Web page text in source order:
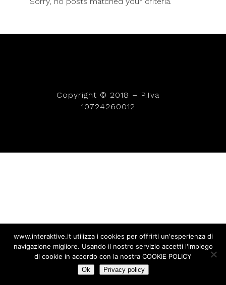
Copyright © 2018 – P.Iva
10724260012
www.interaktive.it utilizza i cookies per offrirti un'esperienza di
navigazione migliore. Usando il nostro servizio accetti l'impiego
di cookie in accordo con la nostra COOKIE POLICY
Ok Privacy policy